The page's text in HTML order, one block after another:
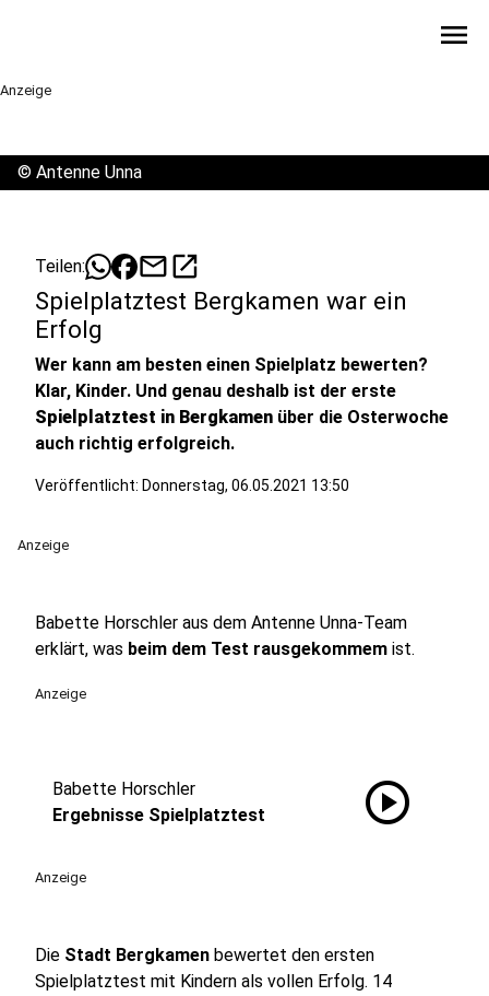
menu
Anzeige
© Antenne Unna
Teilen: mailopen_in_new
Spielplatztest Bergkamen war ein
Erfolg
Wer kann am besten einen Spielplatz bewerten?
Klar, Kinder. Und genau deshalb ist der erste
Spielplatztest in Bergkamen über die Osterwoche
auch richtig erfolgreich.
Veröffentlicht: Donnerstag, 06.05.2021 13:50
Anzeige
Babette Horschler aus dem Antenne Unna-Team
erklärt, was beim dem Test rausgekommem ist.
Anzeige
Babette Horschler
Ergebnisse Spielplatztest
play_circle
Anzeige
Die Stadt Bergkamen bewertet den ersten
Spielplatztest mit Kindern als vollen Erfolg. 14